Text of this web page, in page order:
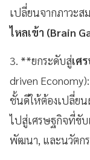
เปลี่ยนจากภาวะส
ไหลเข้า (Brain
3. **ยกระดับสู่เศ
driven
ชั้นดีให้ต้องเปลี่ยน
ไปสู่เศรษฐกิจที่ขับ
พัฒนา, และนวัตก